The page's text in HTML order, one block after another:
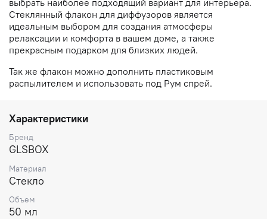
выбрать наиболее подходящий вариант для интерьера.
Стеклянный флакон для диффузоров является
идеальным выбором для создания атмосферы
релаксации и комфорта в вашем доме, а также
прекрасным подарком для близких людей.
Так же флакон можно дополнить пластиковым
распылителем и использовать под Рум спрей.
Характеристики
Бренд
GLSBOX
Материал
Стекло
Объем
50 мл